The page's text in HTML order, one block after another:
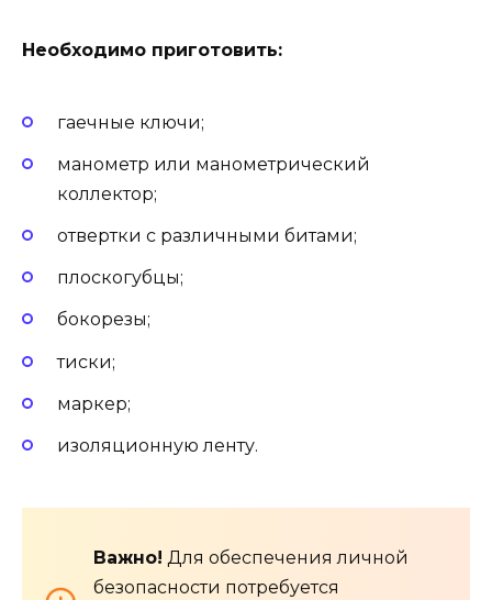
Необходимо приготовить:
гаечные ключи;
манометр или манометрический
коллектор;
отвертки с различными битами;
плоскогубцы;
бокорезы;
тиски;
маркер;
изоляционную ленту.
Важно! Для обеспечения личной
безопасности потребуется